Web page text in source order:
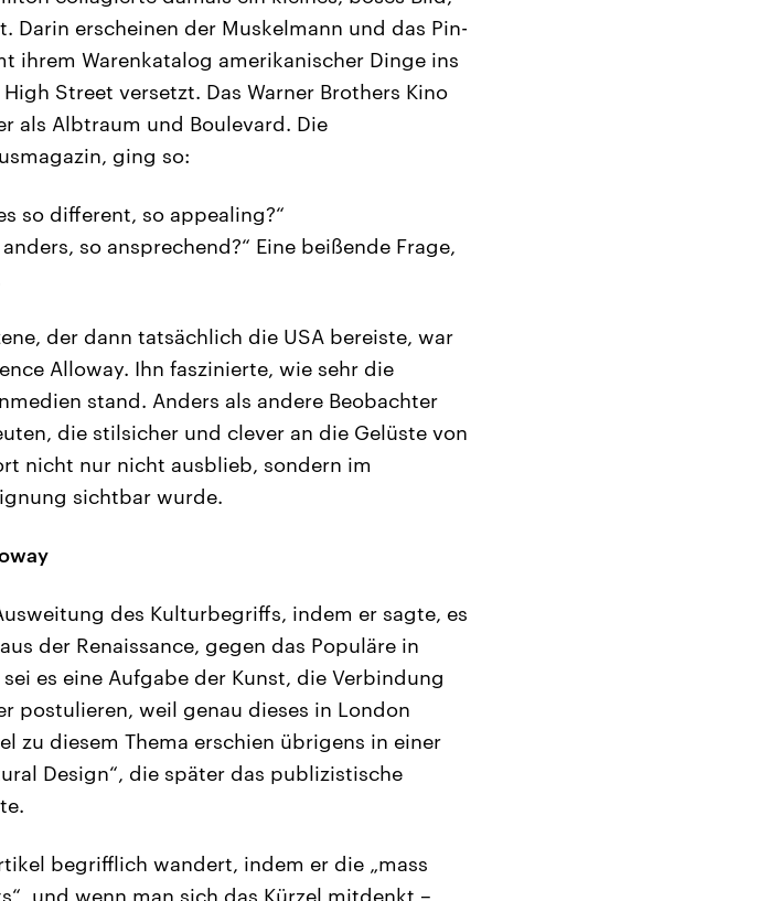
Darin erscheinen der Muskelmann und das Pin-
ihrem Warenkatalog amerikanischer Dinge ins
Street versetzt. Das Warner Brothers Kino
als Albtraum und Boulevard. Die
ging so:
so different, so appealing?“
so ansprechend?“ Eine beißende Frage,
der dann tatsächlich die USA bereiste, war
Alloway. Ihn faszinierte, wie sehr die
stand. Anders als andere Beobachter
die stilsicher und clever an die Gelüste von
nicht nur nicht ausblieb, sondern im
sichtbar wurde.
des Kulturbegriffs, indem er sagte, es
der Renaissance, gegen das Populäre in
es eine Aufgabe der Kunst, die Verbindung
postulieren, weil genau dieses in London
zu diesem Thema erschien übrigens in einer
Design“, die später das publizistische
begrifflich wandert, indem er die „mass
und wenn man sich das Kürzel mitdenkt –